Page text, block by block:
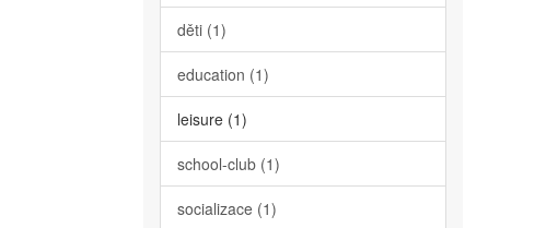
děti (1)
education (1)
leisure (1)
school-club (1)
socializace (1)